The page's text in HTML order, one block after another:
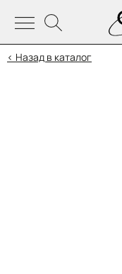
< Назад в каталог